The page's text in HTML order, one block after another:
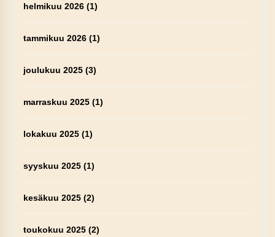
helmikuu 2026(1)
tammikuu 2026(1)
joulukuu 2025(3)
marraskuu 2025(1)
lokakuu 2025(1)
syyskuu 2025(1)
kesäkuu 2025(2)
toukokuu 2025(2)